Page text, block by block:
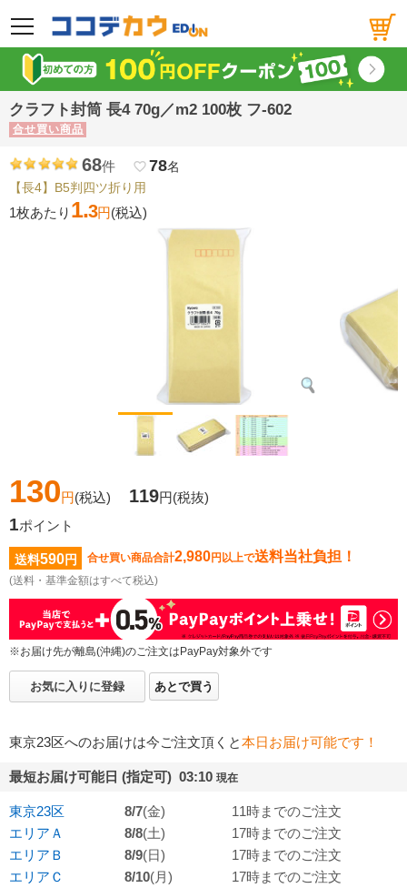
メニュー
クラフト封筒 長4 70g／m2 100枚 フ-602
合せ買い商品
68件 favorite_border78名
【長4】B5判四ツ折り用
1枚あたり 1.3円(税込)
130円(税込) 119円(税抜)
1ポイント
送料590円 合せ買い商品合計2,980円以上で送料当社負担！
(送料・基準金額はすべて税込)
※お届け先が離島(沖縄)のご注文はPayPay対象外です
お気に入りに登録 あとで買う
東京23区へのお届けは今ご注文頂くと本日お届け可能です！
最短お届け可能日 (指定可) 03:10 現在
東京23区 8/7(金)
11時までのご注文
エリアＡ
8/8(土)
17時までのご注文
エリアＢ
8/9(日)
17時までのご注文
エリアＣ
8/10(月) 17時までのご注文